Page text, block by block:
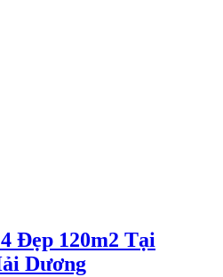
Đẹp 120m2 Tại
Dương